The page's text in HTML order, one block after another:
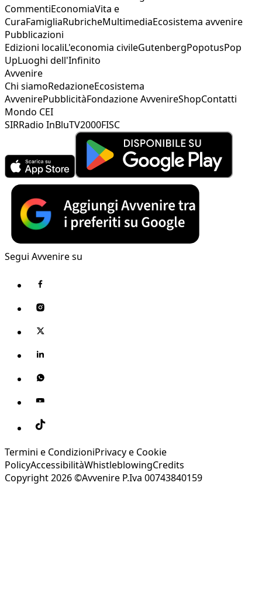
CommentiEconomiaVita e
CuraFamigliaRubricheMultimediaEcosistema avvenire
Pubblicazioni
Edizioni localiL'economia civileGutenbergPopotusPop
UpLuoghi dell'Infinito
Avvenire
Chi siamoRedazioneEcosistema
AvvenirePubblicitàFondazione AvvenireShopContatti
Mondo CEI
SIRRadio InBluTV2000FISC
Segui Avvenire su
Termini e CondizioniPrivacy e Cookie
PolicyAccessibilitàWhistleblowingCredits
Copyright 2026 ©Avvenire P.Iva 00743840159